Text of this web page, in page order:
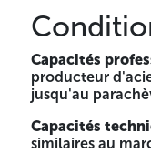
offres est fixée à
ou un jour de
engagés par
Capacités
producteur
jusqu'au
Capacités
similaires au